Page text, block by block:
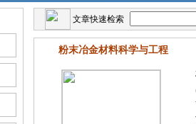
文章快速检索
粉末冶金材料科学与工程